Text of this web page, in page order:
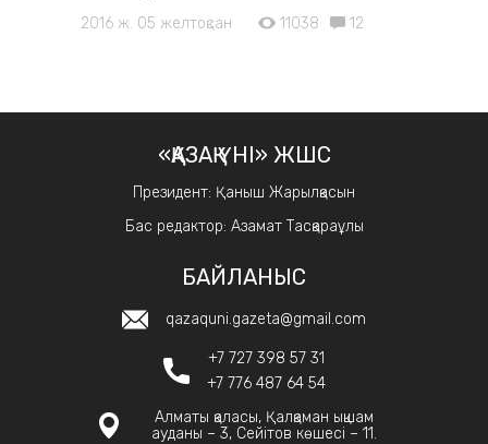
2016 ж. 05 желтоқсан 11038 12
«ҚАЗАҚ ҮНІ» ЖШС
Президент: Қаныш Жарылқасын
Бас редактор: Азамат Тасқараұлы
БАЙЛАНЫС
qazaquni.gazeta@gmail.com
+7 727 398 57 31
+7 776 487 64 54
Алматы қаласы, Қалқаман ықшам
ауданы – 3, Сейітов көшесі – 11.